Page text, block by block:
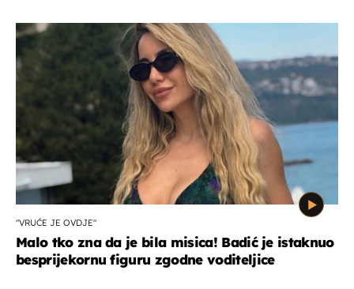
"VRUĆE JE OVDJE"
Malo tko zna da je bila misica! Badić je istaknuo
besprijekornu figuru zgodne voditeljice